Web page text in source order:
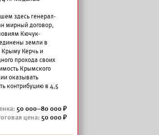
здесь генерал-
мирный договор,
Кючук-
земли в
Крыму Керчь и
прохода своих
Крымского
оказывать
контрибуцию в 4,5
50 000–80 000
50 000